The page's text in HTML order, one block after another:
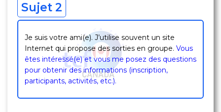
Sujet 2
Je suis votre ami(e). J’utilise souvent un site
Internet qui propose des sorties en groupe. Vous
êtes intéressé(e) et vous me posez des questions
pour obtenir des informations (inscription,
participants, activités, etc.).